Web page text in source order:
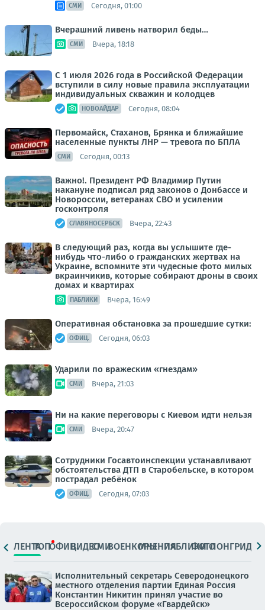
СМИ Сегодня, 01:00
Вчерашний ливень натворил беды…
СМИ Вчера, 18:18
С 1 июля 2026 года в Российской Федерации
вступили в силу новые правила эксплуатации
индивидуальных скважин и колодцев
НОВОАЙДАР Сегодня, 08:04
Первомайск, Стаханов, Брянка и ближайшие
населенные пункты ЛНР — тревога по БПЛА
СМИ Сегодня, 00:13
Важно!. Президент РФ Владимир Путин
накануне подписал ряд законов о Донбассе и
Новороссии, ветеранах СВО и усилении
госконтроля
СЛАВЯНОСЕРБСК Вчера, 22:43
В следующий раз, когда вы услышите где-
нибудь что-либо о гражданских жертвах на
Украине, вспомните эти чудесные фото милых
вкраинчикив, которые собирают дроны в своих
домах и квартирах
ПАБЛИКИ Вчера, 16:49
Оперативная обстановка за прошедшие сутки:
ОФИЦ. Сегодня, 06:03
Ударили по вражеским «гнездам»
СМИ Вчера, 21:03
Ни на какие переговоры с Киевом идти нельзя
СМИ Вчера, 20:47
Сотрудники Госавтоинспекции устанавливают
обстоятельства ДТП в Старобельске, в котором
пострадал ребёнок
ОФИЦ. Сегодня, 07:03
ЛЕНТАТОПОФИЦ.ВИДЕОСМИВОЕНКОРЫМНЕНИЯПАБЛИКИ
ФОТОЛОНГРИДЫ
Исполнительный секретарь Северодонецкого
местного отделения партии Единая Россия
Константин Никитин принял участие во
Всероссийском форуме «Гвардейск»